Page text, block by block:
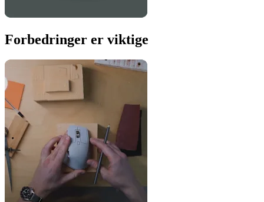
Forbedringer er viktige